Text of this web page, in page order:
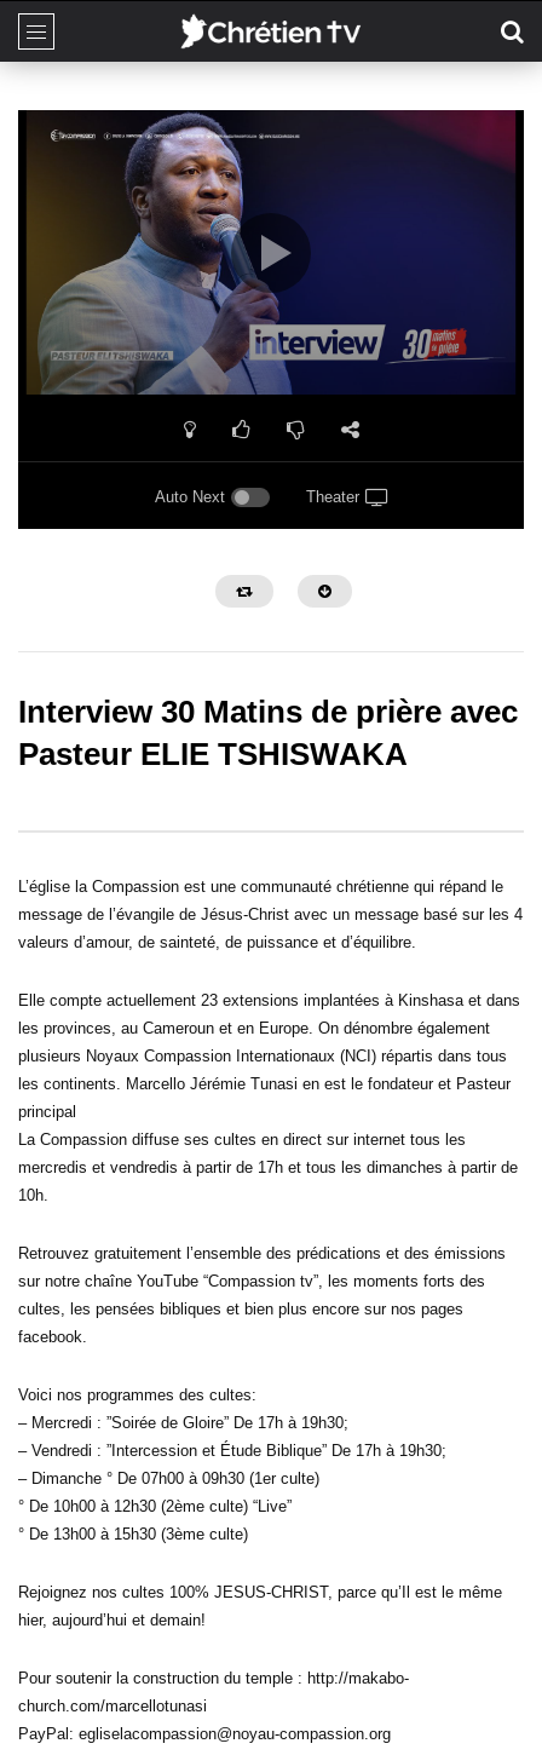
Auto Next Theater
OREILLES _ PAST MARCELLO
TUNASI _ DIM 14 AVRIL 2024
MALHEURS -PAST
TUNASI – VVF 12
Interview 30 Matins de prière avec
Pasteur ELIE TSHISWAKA
L’église la Compassion est une communauté chrétienne qui répand le
message de l’évangile de Jésus-Christ avec un message basé sur les 4
valeurs d’amour, de sainteté, de puissance et d’équilibre.
Elle compte actuellement 23 extensions implantées à Kinshasa et dans
les provinces, au Cameroun et en Europe. On dénombre également
plusieurs Noyaux Compassion Internationaux (NCI) répartis dans tous
les continents. Marcello Jérémie Tunasi en est le fondateur et Pasteur
principal
La Compassion diffuse ses cultes en direct sur internet tous les
mercredis et vendredis à partir de 17h et tous les dimanches à partir de
10h.
Retrouvez gratuitement l’ensemble des prédications et des émissions
sur notre chaîne YouTube “Compassion tv”, les moments forts des
cultes, les pensées bibliques et bien plus encore sur nos pages
facebook.
Voici nos programmes des cultes:
– Mercredi : ”Soirée de Gloire” De 17h à 19h30;
– Vendredi : ”Intercession et Étude Biblique” De 17h à 19h30;
– Dimanche ° De 07h00 à 09h30 (1er culte)
° De 10h00 à 12h30 (2ème culte) “Live”
° De 13h00 à 15h30 (3ème culte)
Rejoignez nos cultes 100% JESUS-CHRIST, parce qu’Il est le même
hier, aujourd’hui et demain!
Pour soutenir la construction du temple : http://makabo-
church.com/marcellotunasi
PayPal: egliselacompassion@noyau-compassion.org